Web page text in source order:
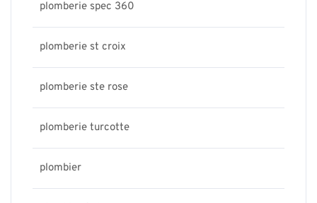
plomberie spec 360
plomberie st croix
plomberie ste rose
plomberie turcotte
plombier